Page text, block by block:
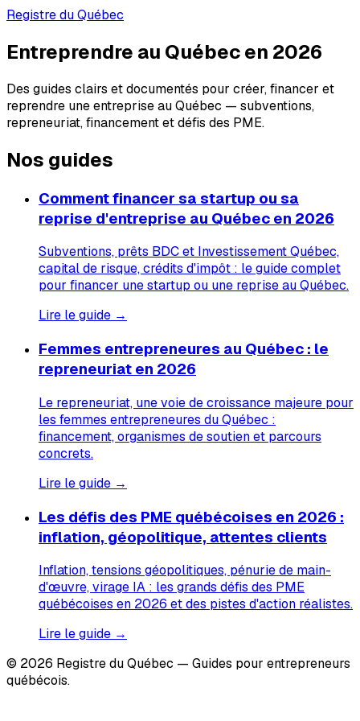
Registre du Québec
Entreprendre au Québec en 2026
Des guides clairs et documentés pour créer, financer et
reprendre une entreprise au Québec — subventions,
repreneuriat, financement et défis des PME.
Nos guides
Comment financer sa startup ou sa
reprise d'entreprise au Québec en 2026
Subventions, prêts BDC et Investissement Québec,
capital de risque, crédits d'impôt : le guide complet
pour financer une startup ou une reprise au Québec.
Lire le guide →
Femmes entrepreneures au Québec : le
repreneuriat en 2026
Le repreneuriat, une voie de croissance majeure pour
les femmes entrepreneures du Québec :
financement, organismes de soutien et parcours
concrets.
Lire le guide →
Les défis des PME québécoises en 2026 :
inflation, géopolitique, attentes clients
Inflation, tensions géopolitiques, pénurie de main-
d'œuvre, virage IA : les grands défis des PME
québécoises en 2026 et des pistes d'action réalistes.
Lire le guide →
© 2026 Registre du Québec — Guides pour entrepreneurs
québécois.